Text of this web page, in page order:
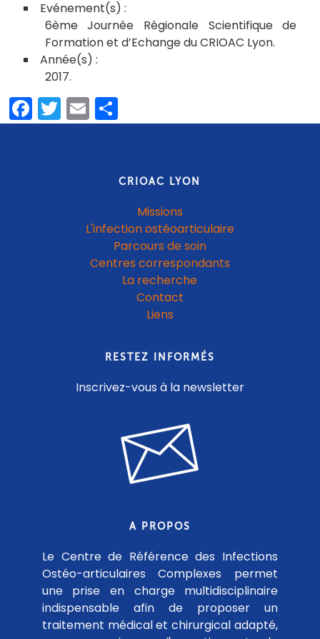
6ème Journée Régionale Scientifique de
Formation et d’Echange du CRIOAC Lyon
2017
Facebook
Twitter
EmailPartager
CRIOAC LYON
Missions
L'infection ostéoarticulaire
Parcours de soin
Centres correspondants
La recherche
Contact
Liens
RESTEZ INFORMÉS
Inscrivez-vous à la newsletter
A PROPOS
Le Centre de Référence des Infections
Ostéo-articulaires Complexes permet
une prise en charge multidisciplinaire
indispensable afin de proposer un
traitement médical et chirurgical adapté,